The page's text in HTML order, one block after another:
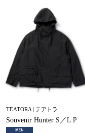
TEATORA | テアトラ
Souvenir Hunter S／L P